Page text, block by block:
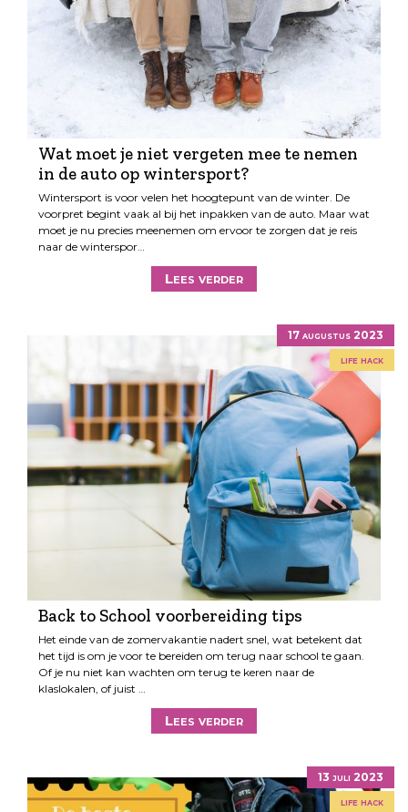
Wat moet je niet vergeten mee te nemen
in de auto op wintersport?
Wintersport is voor velen het hoogtepunt van de winter. De
voorpret begint vaak al bij het inpakken van de auto. Maar wat
moet je nu precies meenemen om ervoor te zorgen dat je reis
naar de winterspor…
Lees verder
17 augustus 2023
life hack
Back to School voorbereiding tips
Het einde van de zomervakantie nadert snel, wat betekent dat
het tijd is om je voor te bereiden om terug naar school te gaan.
Of je nu niet kan wachten om terug te keren naar de
klaslokalen, of juist …
Lees verder
13 juli 2023
life hack